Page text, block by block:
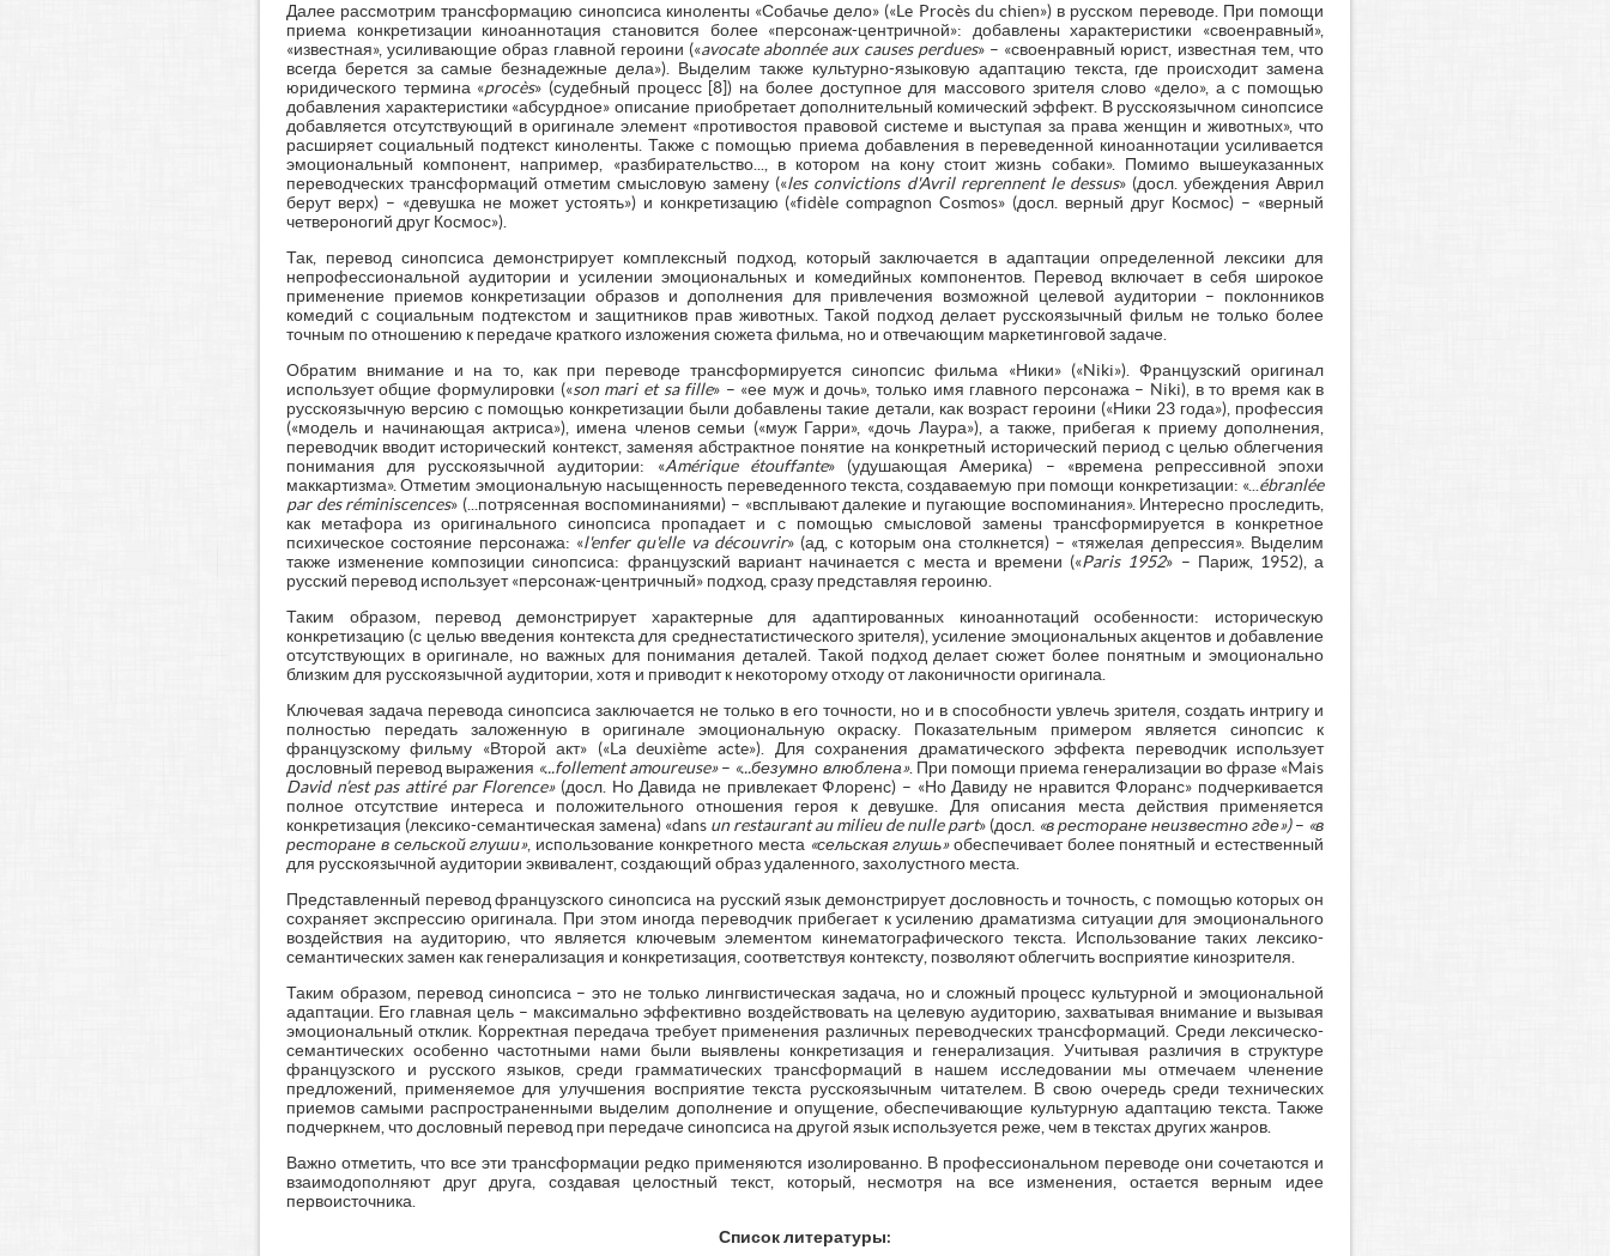
Далее рассмотрим трансформацию синопсиса киноленты «Собачье дело» («Le Procès du chien») в русском переводе. При помощи
приема конкретизации киноаннотация становится более «персонаж-центричной»: добавлены характеристики «своенравный»,
«известная», усиливающие образ главной героини («avocate abonnée aux causes perdues» – «своенравный юрист, известная тем, что
всегда берется за самые безнадежные дела»). Выделим также культурно-языковую адаптацию текста, где происходит замена
юридического термина «procès» (судебный процесс [8]) на более доступное для массового зрителя слово «дело», а с помощью
добавления характеристики «абсурдное» описание приобретает дополнительный комический эффект. В русскоязычном синопсисе
добавляется отсутствующий в оригинале элемент «противостоя правовой системе и выступая за права женщин и животных», что
расширяет социальный подтекст киноленты. Также с помощью приема добавления в переведенной киноаннотации усиливается
эмоциональный компонент, например, «разбирательство..., в котором на кону стоит жизнь собаки». Помимо вышеуказанных
переводческих трансформаций отметим смысловую замену («les convictions d'Avril reprennent le dessus» (досл. убеждения Аврил
берут верх) – «девушка не может устоять») и конкретизацию («fidèle compagnon Cosmos» (досл. верный друг Космос) – «верный
четвероногий друг Космос»).
Так, перевод синопсиса демонстрирует комплексный подход, который заключается в адаптации определенной лексики для
непрофессиональной аудитории и усилении эмоциональных и комедийных компонентов. Перевод включает в себя широкое
применение приемов конкретизации образов и дополнения для привлечения возможной целевой аудитории – поклонников
комедий с социальным подтекстом и защитников прав животных. Такой подход делает русскоязычный фильм не только более
точным по отношению к передаче краткого изложения сюжета фильма, но и отвечающим маркетинговой задаче.
Обратим внимание и на то, как при переводе трансформируется синопсис фильма «Ники» («Niki»). Французский оригинал
использует общие формулировки («son mari et sa fille» – «ее муж и дочь», только имя главного персонажа – Niki), в то время как в
русскоязычную версию с помощью конкретизации были добавлены такие детали, как возраст героини («Ники 23 года»), профессия
(«модель и начинающая актриса»), имена членов семьи («муж Гарри», «дочь Лаура»), а также, прибегая к приему дополнения,
переводчик вводит исторический контекст, заменяя абстрактное понятие на конкретный исторический период с целью облегчения
понимания для русскоязычной аудитории: «Amérique étouffante» (удушающая Америка) – «времена репрессивной эпохи
маккартизма». Отметим эмоциональную насыщенность переведенного текста, создаваемую при помощи конкретизации: «... ébranlée
par des réminiscences» (...потрясенная воспоминаниями) – «всплывают далекие и пугающие воспоминания». Интересно проследить,
как метафора из оригинального синопсиса пропадает и с помощью смысловой замены трансформируется в конкретное
психическое состояние персонажа: «l'enfer qu'elle va découvrir» (ад, с которым она столкнется) – «тяжелая депрессия». Выделим
также изменение композиции синопсиса: французский вариант начинается с места и времени («Paris 1952» – Париж, 1952), а
русский перевод использует «персонаж-центричный» подход, сразу представляя героиню.
Таким образом, перевод демонстрирует характерные для адаптированных киноаннотаций особенности: историческую
конкретизацию (с целью введения контекста для среднестатистического зрителя), усиление эмоциональных акцентов и добавление
отсутствующих в оригинале, но важных для понимания деталей. Такой подход делает сюжет более понятным и эмоционально
близким для русскоязычной аудитории, хотя и приводит к некоторому отходу от лаконичности оригинала.
Ключевая задача перевода синопсиса заключается не только в его точности, но и в способности увлечь зрителя, создать интригу и
полностью передать заложенную в оригинале эмоциональную окраску. Показательным примером является синопсис к
французскому фильму «Второй акт» («La deuxième acte»). Для сохранения драматического эффекта переводчик использует
дословный перевод выражения «...follement amoureuse»– «...безумно влюблена». При помощи приема генерализации во фразе «Mais
David n’est pas attiré par Florence» (досл. Но Давида не привлекает Флоренс) – «Но Давиду не нравится Флоранс» подчеркивается
полное отсутствие интереса и положительного отношения героя к девушке. Для описания места действия применяется
конкретизация (лексико-семантическая замена) «dans un restaurant au milieu de nulle part» (досл. «в ресторане неизвестно где»)– «в
ресторане в сельской глуши», использование конкретного места «сельская глушь»обеспечивает более понятный и естественный
для русскоязычной аудитории эквивалент, создающий образ удаленного, захолустного места.
Представленный перевод французского синопсиса на русский язык демонстрирует дословность и точность, с помощью которых он
сохраняет экспрессию оригинала. При этом иногда переводчик прибегает к усилению драматизма ситуации для эмоционального
воздействия на аудиторию, что является ключевым элементом кинематографического текста. Использование таких лексико-
семантических замен как генерализация и конкретизация, соответствуя контексту, позволяют облегчить восприятие кинозрителя.
Таким образом, перевод синопсиса – это не только лингвистическая задача, но и сложный процесс культурной и эмоциональной
адаптации. Его главная цель – максимально эффективно воздействовать на целевую аудиторию, захватывая внимание и вызывая
эмоциональный отклик. Корректная передача требует применения различных переводческих трансформаций. Среди лексическо-
семантических особенно частотными нами были выявлены конкретизация и генерализация. Учитывая различия в структуре
французского и русского языков, среди грамматических трансформаций в нашем исследовании мы отмечаем членение
предложений, применяемое для улучшения восприятие текста русскоязычным читателем. В свою очередь среди технических
приемов самыми распространенными выделим дополнение и опущение, обеспечивающие культурную адаптацию текста. Также
подчеркнем, что дословный перевод при передаче синопсиса на другой язык используется реже, чем в текстах других жанров.
Важно отметить, что все эти трансформации редко применяются изолированно. В профессиональном переводе они сочетаются и
взаимодополняют друг друга, создавая целостный текст, который, несмотря на все изменения, остается верным идее
первоисточника.
Список литературы: